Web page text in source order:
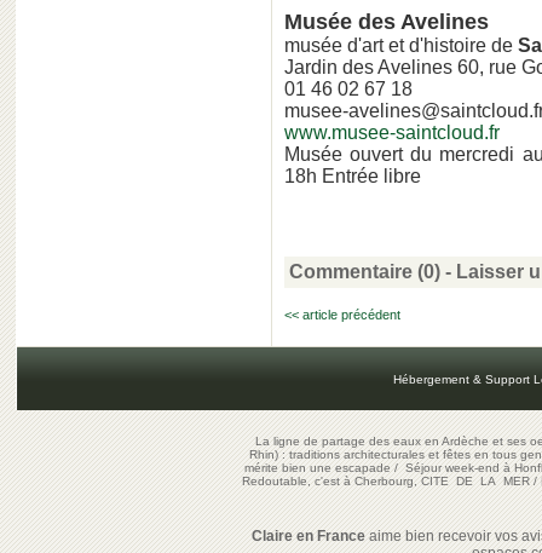
Musée des Avelines
musée d'art et d'histoire de
Jardin des Avelines 60, rue
01 46 02 67 18
musee-
www.musee-saintcloud.fr
Musée ouvert du mercredi
18h Entrée libre
Commentaire (0) - Laisser
<< article précédent
Hébergement & Support
La ligne de partage des eaux en Ardèche et ses
Rhin) : traditions architecturales et fêtes en tous
mérite bien une escapade/Séjour week-end à
Redoutable, c'est à Cherbourg, CITE DE LA MER/
Claire en Franceaime bien recevoir vos